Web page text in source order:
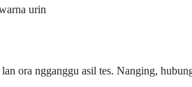
urin
ora ngganggu asil tes. Nanging,